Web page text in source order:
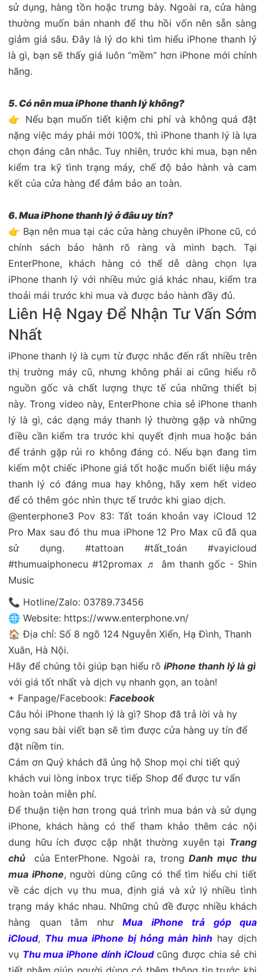
sử dụng, hàng tồn hoặc trưng bày. Ngoài ra, cửa hàng
thường muốn bán nhanh để thu hồi vốn nên sẵn sàng
giảm giá sâu. Đây là lý do khi tìm hiểu iPhone thanh lý
là gì, bạn sẽ thấy giá luôn “mềm” hơn iPhone mới chính
hãng.
5. Có nên mua iPhone thanh lý không?
👉 Nếu bạn muốn tiết kiệm chi phí và không quá đặt
nặng việc máy phải mới 100%, thì iPhone thanh lý là lựa
chọn đáng cân nhắc. Tuy nhiên, trước khi mua, bạn nên
kiểm tra kỹ tình trạng máy, chế độ bảo hành và cam
kết của cửa hàng để đảm bảo an toàn.
6. Mua iPhone thanh lý ở đâu uy tín?
👉 Bạn nên mua tại các cửa hàng chuyên iPhone cũ, có
chính sách bảo hành rõ ràng và minh bạch. Tại
EnterPhone, khách hàng có thể dễ dàng chọn lựa
iPhone thanh lý với nhiều mức giá khác nhau, kiểm tra
thoải mái trước khi mua và được bảo hành đầy đủ.
Liên Hệ Ngay Để Nhận Tư Vấn Sớm
Nhất
iPhone thanh lý là cụm từ được nhắc đến rất nhiều trên
thị trường máy cũ, nhưng không phải ai cũng hiểu rõ
nguồn gốc và chất lượng thực tế của những thiết bị
này. Trong video này, EnterPhone chia sẻ iPhone thanh
lý là gì, các dạng máy thanh lý thường gặp và những
điều cần kiểm tra trước khi quyết định mua hoặc bán
để tránh gặp rủi ro không đáng có. Nếu bạn đang tìm
kiếm một chiếc iPhone giá tốt hoặc muốn biết liệu máy
thanh lý có đáng mua hay không, hãy xem hết video
để có thêm góc nhìn thực tế trước khi giao dịch.
@enterphone3 Pov 83: Tất toán khoản vay iCloud 12
Pro Max sau đó thu mua iPhone 12 Pro Max cũ đã qua
sử dụng. #tattoan #tất_toán
#vayicloud
#thumuaiphonecu #12promax ♬ âm thanh gốc - Shin
Music
📞 Hotline/Zalo: 03789.73456
🌐 Website: https://www.enterphone.vn/
🏠 Địa chỉ: Số 8 ngõ 124 Nguyễn Xiển, Hạ Đình, Thanh
Xuân, Hà Nội.
Hãy để chúng tôi giúp bạn hiểu rõ iPhone thanh lý là gì
với giá tốt nhất và dịch vụ nhanh gọn, an toàn!
+ Fanpage/Facebook: Facebook
Câu hỏi iPhone thanh lý là gì? Shop đã trả lời và hy
vọng sau bài viết bạn sẽ tìm được cửa hàng uy tín để
đặt niềm tin.
Cám ơn Quý khách đã ủng hộ Shop mọi chi tiết quý
khách vui lòng inbox trực tiếp Shop để được tư vấn
hoàn toàn miễn phí.
Để thuận tiện hơn trong quá trình mua bán và sử dụng
iPhone, khách hàng có thể tham khảo thêm các nội
dung hữu ích được cập nhật thường xuyên tại Trang
chủ
của EnterPhone. Ngoài ra, trongDanh mục thu
mua iPhone, người dùng cũng có thể tìm hiểu chi tiết
về các dịch vụ thu mua, định giá và xử lý nhiều tình
trạng máy khác nhau. Những chủ đề được nhiều khách
hàng quan tâm như Mua iPhone trả góp qua
iCloud, Thu mua iPhone bị hỏng màn hình hay dịch
vụ Thu mua iPhone dính iCloudcũng được chia sẻ chi